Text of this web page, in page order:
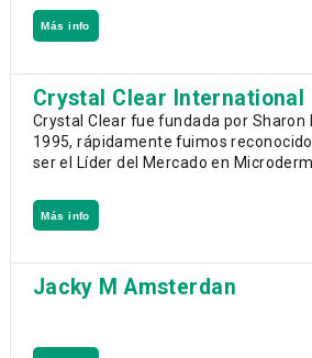
Más info
Crystal Clear International
Crystal Clear fue fundada por Sharon
1995, rápidamente fuimos
ser el Líder del Mercado en
Más info
Jacky M Amsterdan